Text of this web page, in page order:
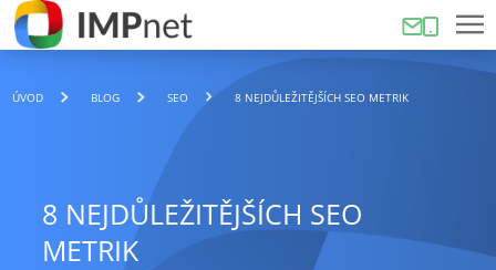
ÚVOD BLOG SEO 8 NEJDŮLEŽITĚJŠÍCH SEO METRIK
8 NEJDŮLEŽITĚJŠÍCH SEO
METRIK